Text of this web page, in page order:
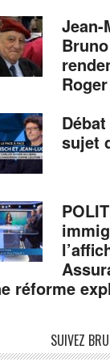
Jean-
sujet
réforme
SUIVEZ